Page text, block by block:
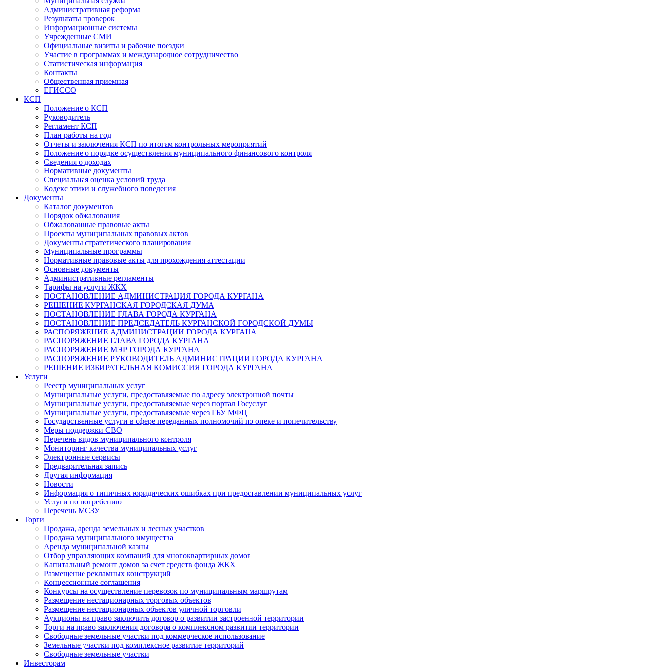
Административная реформа
Результаты проверок
Информационные системы
Учрежденные СМИ
Официальные визиты и рабочие поездки
Участие в программах и международное сотрудничество
Статистическая информация
Контакты
Общественная приемная
ЕГИССО
КСП
Положение о КСП
Руководитель
Регламент КСП
План работы на год
Отчеты и заключения КСП по итогам контрольных мероприятий
Положение о порядке осуществления муниципального финансового контроля
Сведения о доходах
Нормативные документы
Специальная оценка условий труда
Кодекс этики и служебного поведения
Документы
Каталог документов
Порядок обжалования
Обжалованные правовые акты
Проекты муниципальных правовых актов
Документы стратегического планирования
Муниципальные программы
Нормативные правовые акты для прохождения аттестации
Основные документы
Административные регламенты
Тарифы на услуги ЖКХ
ПОСТАНОВЛЕНИЕ АДМИНИСТРАЦИЯ ГОРОДА КУРГАНА
РЕШЕНИЕ КУРГАНСКАЯ ГОРОДСКАЯ ДУМА
ПОСТАНОВЛЕНИЕ ГЛАВА ГОРОДА КУРГАНА
ПОСТАНОВЛЕНИЕ ПРЕДСЕДАТЕЛЬ КУРГАНСКОЙ ГОРОДСКОЙ ДУМЫ
РАСПОРЯЖЕНИЕ АДМИНИСТРАЦИИ ГОРОДА КУРГАНА
РАСПОРЯЖЕНИЕ ГЛАВА ГОРОДА КУРГАНА
РАСПОРЯЖЕНИЕ МЭР ГОРОДА КУРГАНА
РАСПОРЯЖЕНИЕ РУКОВОДИТЕЛЬ АДМИНИСТРАЦИИ ГОРОДА КУРГАНА
РЕШЕНИЕ ИЗБИРАТЕЛЬНАЯ КОМИССИЯ ГОРОДА КУРГАНА
Услуги
Реестр муниципальных услуг
Муниципальные услуги, предоставляемые по адресу электронной почты
Муниципальные услуги, предоставляемые через портал Госуслуг
Муниципальные услуги, предоставляемые через ГБУ МФЦ
Государственные услуги в сфере переданных полномочий по опеке и попечительству
Меры поддержки СВО
Перечень видов муниципального контроля
Мониторинг качества муниципальных услуг
Электронные сервисы
Предварительная запись
Другая информация
Новости
Информация о типичных юридических ошибках при предоставлении муниципальных услуг
Услуги по погребению
Перечень МСЗУ
Торги
Продажа, аренда земельных и лесных участков
Продажа муниципального имущества
Аренда муниципальной казны
Отбор управляющих компаний для многоквартирных домов
Капитальный ремонт домов за счет средств фонда ЖКХ
Размещение рекламных конструкций
Концессионные соглашения
Конкурсы на осуществление перевозок по муниципальным маршрутам
Размещение нестационарных торговых объектов
Размещение нестационарных объектов уличной торговли
Аукционы на право заключить договор о развитии застроенной территории
Торги на право заключения договора о комплексном развитии территории
Свободные земельные участки под коммерческое использование
Земельные участки под комплексное развитие территорий
Свободные земельные участки
Инвесторам